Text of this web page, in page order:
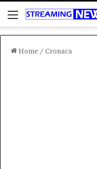
Menu
Home / Cronaca